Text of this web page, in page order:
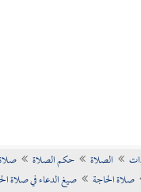
الصلاة حكم الصلاة
صلاة الحاجة صيغ الدعاء في صلاة